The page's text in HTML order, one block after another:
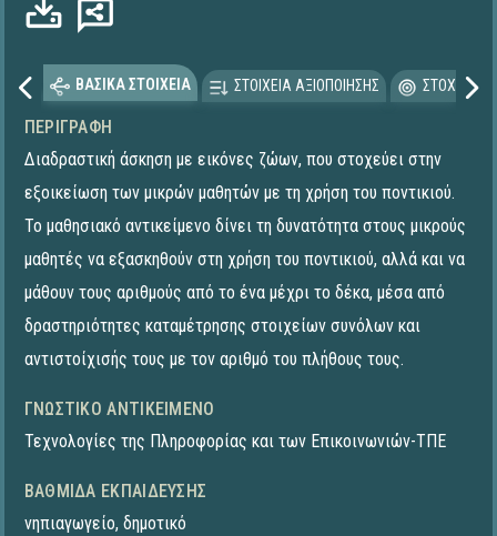
ΒΑΣΙΚΑ ΣΤΟΙΧΕΙΑ ΣΤΟΙΧΕΙΑ ΑΞΙΟΠΟΙΗΣΗΣ
ΠΕΡΙΓΡΑΦΉ
Διαδραστική άσκηση με εικόνες ζώων, που στοχεύει στην
εξοικείωση των μικρών μαθητών με τη χρήση του ποντικιού.
Το μαθησιακό αντικείμενο δίνει τη δυνατότητα στους μικρούς
μαθητές να εξασκηθούν στη χρήση του ποντικιού, αλλά και να
μάθουν τους αριθμούς από το ένα μέχρι το δέκα, μέσα από
δραστηριότητες καταμέτρησης στοιχείων συνόλων και
αντιστοίχισής τους με τον αριθμό του πλήθους τους.
ΓΝΩΣΤΙΚΌ ΑΝΤΙΚΕΊΜΕΝΟ
Τεχνολογίες της Πληροφορίας και των Επικοινωνιών-ΤΠΕ
ΒΑΘΜΊΔΑ ΕΚΠΑΊΔΕΥΣΗΣ
νηπιαγωγείο, δημοτικό